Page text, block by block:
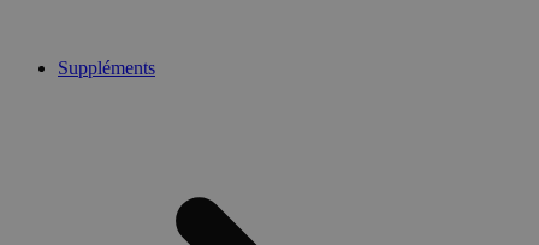
Suppléments